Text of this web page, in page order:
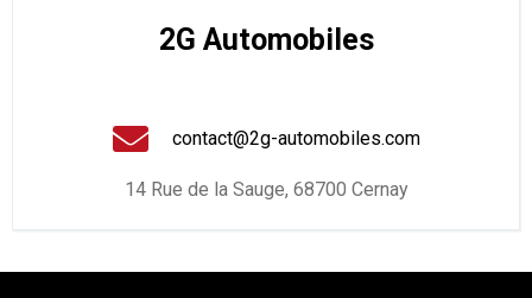
2G Automobiles
contact@2g-automobiles.com
14 Rue de la Sauge, 68700 Cernay